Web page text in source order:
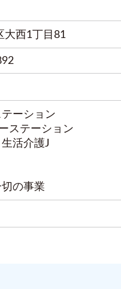
西1丁目81
ーション
ステーション
活介護J
切の事業